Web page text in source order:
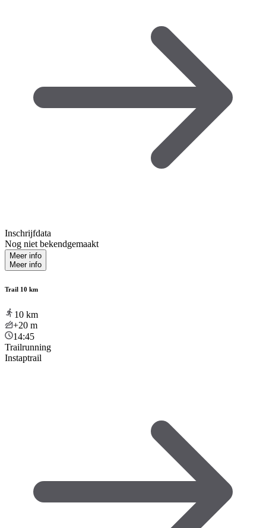
Inschrijfdata
Nog niet bekendgemaakt
Meer info
Meer info
Trail 10 km
10 km
+20 m
14:45
Trailrunning
Instaptrail